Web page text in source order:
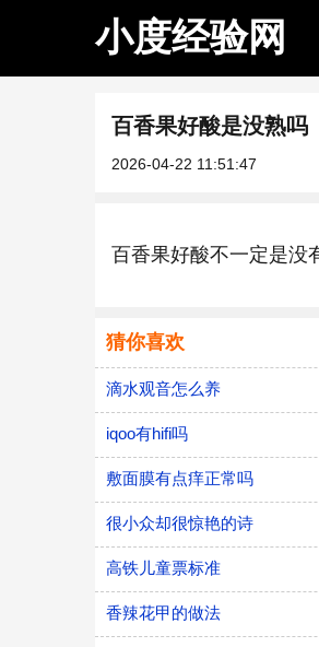
小度经验网
百香果好酸是没熟吗
2026-04-22 11:51:47
百香果好酸不一定是没
猜你喜欢
滴水观音怎么养
iqoo有hifi吗
敷面膜有点痒正常吗
很小众却很惊艳的诗
高铁儿童票标准
香辣花甲的做法